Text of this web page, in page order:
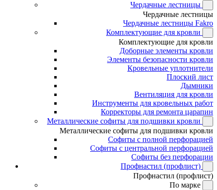
Чердачные лестницы
Чердачные лестницы
Чердачные лестницы Fakro
Комплектующие для кровли
Комплектующие для кровли
Доборные элементы кровли
Элементы безопасности кровли
Кровельные уплотнители
Плоский лист
Дымники
Вентиляция для кровли
Инструменты для кровельных работ
Корректоры для ремонта царапин
Металлические софиты для подшивки кровли
Металлические софиты для подшивки кровли
Софиты с полной перфорацией
Софиты с центральной перфорацией
Софиты без перфорации
Профнастил (профлист)
Профнастил (профлист)
По марке